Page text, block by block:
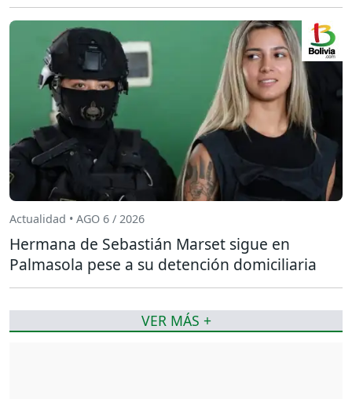
Actualidad • AGO 6 / 2026
Hermana de Sebastián Marset sigue en
Palmasola pese a su detención domiciliaria
VER MÁS +